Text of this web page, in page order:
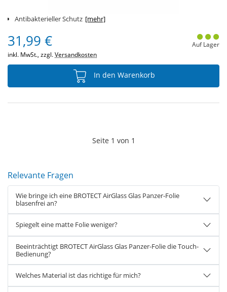
Antibakterieller Schutz [mehr]
31,99 €
inkl. MwSt., zzgl.Versandkosten
Auf Lager
In den Warenkorb
Seite 1 von 1
Relevante Fragen
Wie bringe ich eine BROTECT AirGlass Glas Panzer-Folie
blasenfrei an?
Spiegelt eine matte Folie weniger?
Beeinträchtigt BROTECT AirGlass Glas Panzer-Folie die Touch-
Bedienung?
Welches Material ist das richtige für mich?